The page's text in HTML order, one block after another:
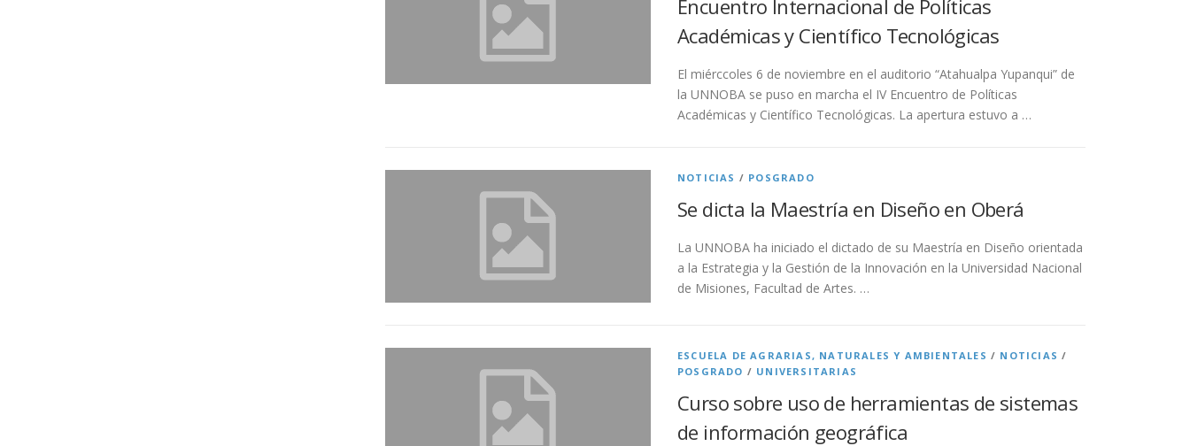
Encuentro Internacional de Políticas
Académicas y Científico Tecnológicas
El miérccoles 6 de noviembre en el auditorio “Atahualpa Yupanqui” de
la UNNOBA se puso en marcha el IV Encuentro de Políticas
Académicas y Científico Tecnológicas. La apertura estuvo a …
NOTICIAS / POSGRADO
Se dicta la Maestría en Diseño en Oberá
La UNNOBA ha iniciado el dictado de su Maestría en Diseño orientada
a la Estrategia y la Gestión de la Innovación en la Universidad Nacional
de Misiones, Facultad de Artes. …
ESCUELA DE AGRARIAS, NATURALES Y AMBIENTALES / NOTICIAS /
POSGRADO / UNIVERSITARIAS
Curso sobre uso de herramientas de sistemas
de información geográfica